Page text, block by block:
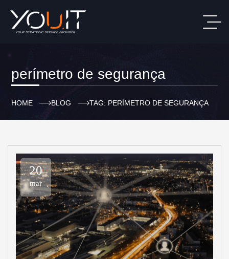
perímetro de segurança
HOME BLOG TAG: PERÍMETRO DE SEGURANÇA
20
mar